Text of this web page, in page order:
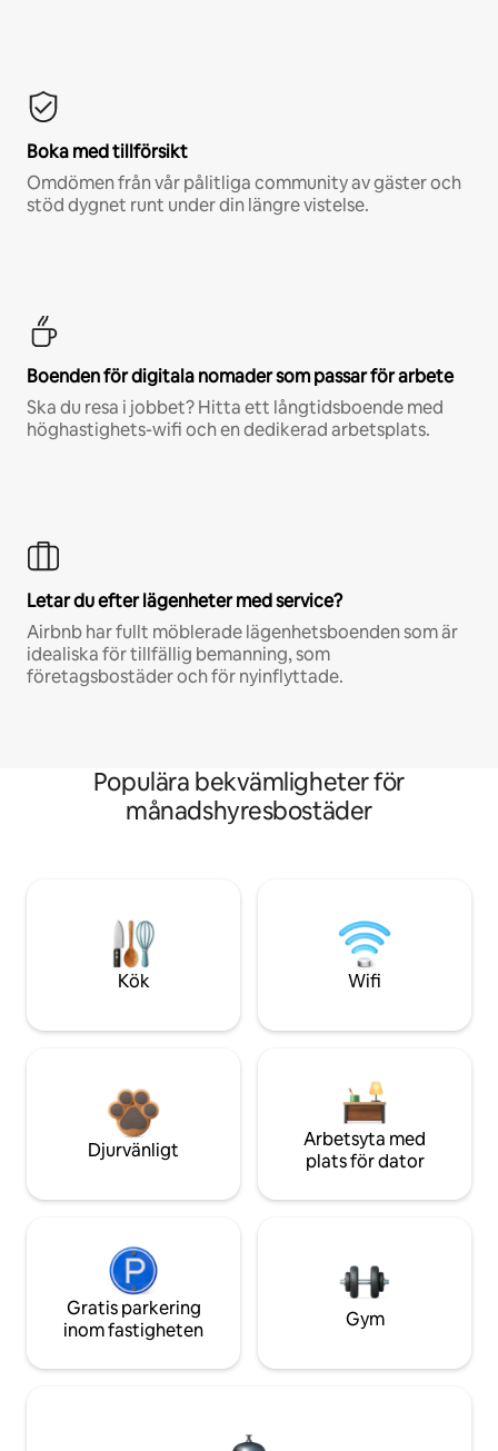
Boka med tillförsikt
Omdömen från vår pålitliga community av gäster och
stöd dygnet runt under din längre vistelse.
Boenden för digitala nomader som passar för arbete
Ska du resa i jobbet? Hitta ett långtidsboende med
höghastighets-wifi och en dedikerad arbetsplats.
Letar du efter lägenheter med service?
Airbnb har fullt möblerade lägenhetsboenden som är
idealiska för tillfällig bemanning, som
företagsbostäder och för nyinflyttade.
Populära bekvämligheter för
månadshyresbostäder
Kök Wifi
Djurvänligt
Arbetsyta med
plats för dator
Gratis parkering
inom fastigheten
Gym